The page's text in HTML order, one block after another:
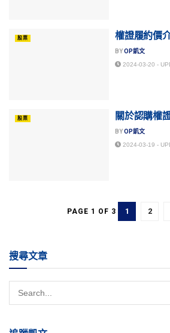
股票 權證履約價
BYOP凱文
2024-03-20 -
股票 關於認購權
BYOP凱文
2024-03-19 -
PAGE 1 OF 3 1 2
搜尋文章